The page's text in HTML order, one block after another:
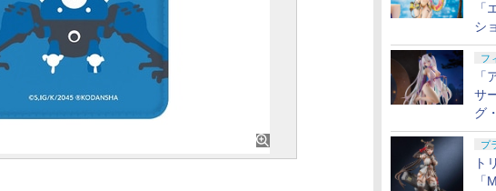
「
シ
フ
フ
「
サ
グ
ス
プ
ト
「